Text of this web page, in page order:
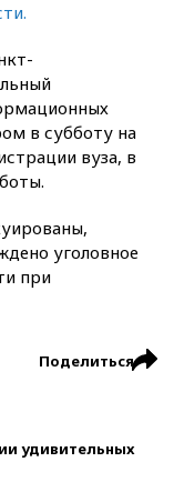
в субботу на
вуза, в
уголовное
при
Поделиться
удивительных